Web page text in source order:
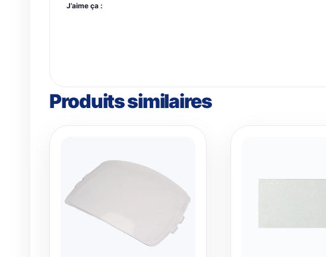
J’aime ça :
Produits similaires